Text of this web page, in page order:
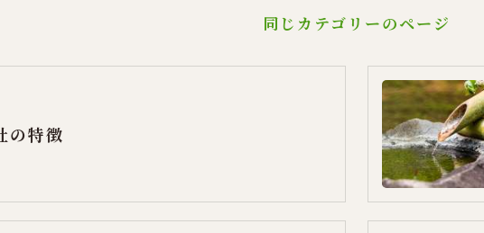
同じカテゴリーのページ
の特徴